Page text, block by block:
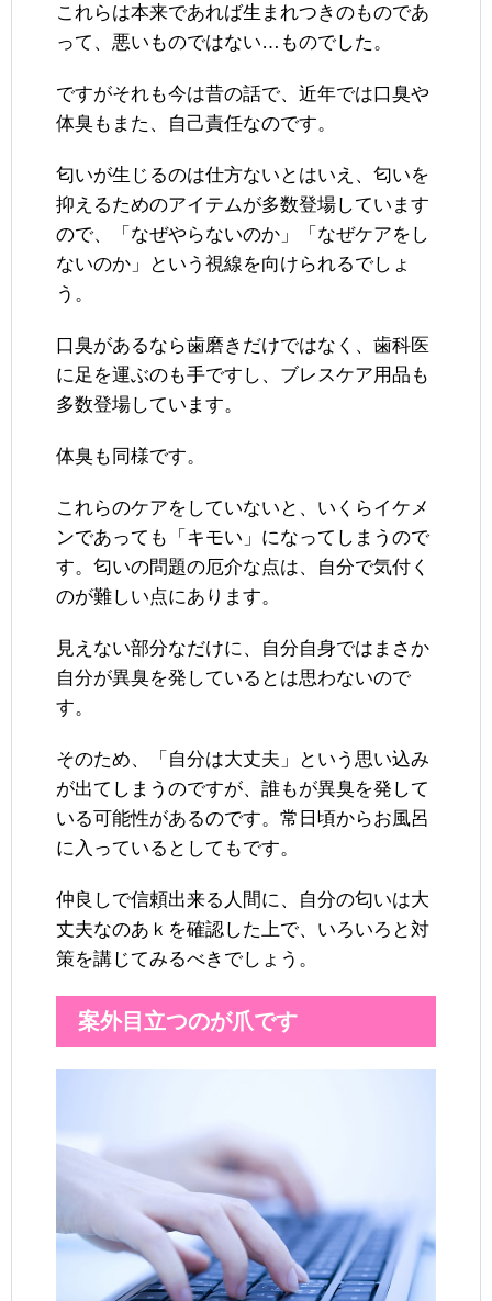
これらは本来であれば生まれつきのものであ
って、悪いものではない…ものでした。
ですがそれも今は昔の話で、近年では口臭や
体臭もまた、自己責任なのです。
匂いが生じるのは仕方ないとはいえ、匂いを
抑えるためのアイテムが多数登場しています
ので、「なぜやらないのか」「なぜケアをし
ないのか」という視線を向けられるでしょ
う。
口臭があるなら歯磨きだけではなく、歯科医
に足を運ぶのも手ですし、ブレスケア用品も
多数登場しています。
体臭も同様です。
これらのケアをしていないと、いくらイケメ
ンであっても「キモい」になってしまうので
す。匂いの問題の厄介な点は、自分で気付く
のが難しい点にあります。
見えない部分なだけに、自分自身ではまさか
自分が異臭を発しているとは思わないので
す。
そのため、「自分は大丈夫」という思い込み
が出てしまうのですが、誰もが異臭を発して
いる可能性があるのです。常日頃からお風呂
に入っているとしてもです。
仲良しで信頼出来る人間に、自分の匂いは大
丈夫なのあｋを確認した上で、いろいろと対
策を講じてみるべきでしょう。
案外目立つのが爪です